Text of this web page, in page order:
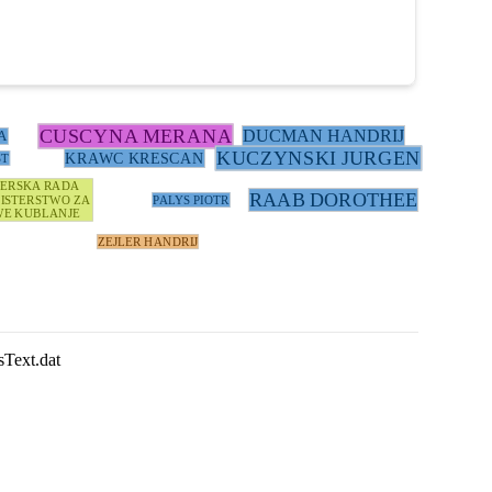
CUSCYNA MERANA DUCMAN HANDRIJ
KRAWC KRESCAN KUCZYNSKI JURGEN
RADA
ZA
KUBLANJE
PALYS PIOTR RAAB DOROTHEE
ZEJLER HANDRIJ